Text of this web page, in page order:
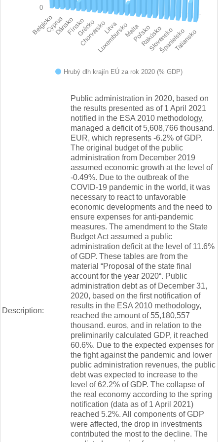
Hrubý dlh krajín EÚ za rok 2020 (% GDP)
BelgickoCyprusDánskoFínskoGrécko
ChorvátskoLitva
LuxemburskoMaltaPoľsko
Rakúsko
Slovensko
Španielsko
Taliansko
0
Description:
Public administration in 2020, based on
the results presented as of 1 April 2021
notified in the ESA 2010 methodology,
managed a deficit of 5,608,766 thousand.
EUR, which represents -6.2% of GDP.
The original budget of the public
administration from December 2019
assumed economic growth at the level of
-0.49%. Due to the outbreak of the
COVID-19 pandemic in the world, it was
necessary to react to unfavorable
economic developments and the need to
ensure expenses for anti-pandemic
measures. The amendment to the State
Budget Act assumed a public
administration deficit at the level of 11.6%
of GDP. These tables are from the
material “Proposal of the state final
account for the year 2020“. Public
administration debt as of December 31,
2020, based on the first notification of
results in the ESA 2010 methodology,
reached the amount of 55,180,557
thousand. euros, and in relation to the
preliminarily calculated GDP, it reached
60.6%. Due to the expected expenses for
the fight against the pandemic and lower
public administration revenues, the public
debt was expected to increase to the
level of 62.2% of GDP. The collapse of
the real economy according to the spring
notification (data as of 1 April 2021)
reached 5.2%. All components of GDP
were affected, the drop in investments
contributed the most to the decline. The